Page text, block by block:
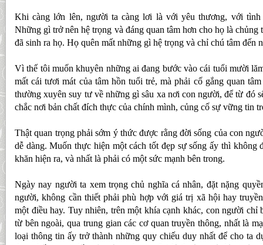
Khi càng lớn lên, người ta càng lơi là với yêu thương, với
Những gì trở nên hệ trọng và đáng quan tâm hơn cho họ là
đã sinh ra họ. Họ quên mất những gì hệ trọng và chỉ chú tâm đến
Vì thế tôi muốn khuyên những ai đang bước vào cái tuổi mười
mất cái tươi mát của tâm hồn tuổi trẻ, mà phải cố gắng quan
thường xuyên suy tư về những gì sâu xa nơi con người, để từ đó
chắc nơi bản chất đích thực của chính mình, củng cố sự vững tin
Thật quan trọng phải sớm ý thức được rằng đời sống của con
dễ dàng. Muốn thực hiện một cách tốt đẹp sự sống ấy thì không
khăn hiện ra, và nhất là phải có một sức mạnh bên trong.
Ngày nay người ta xem trọng chủ nghĩa cá nhân, đặt nặng
người, không cần thiết phải phù hợp với giá trị xã hội hay
một điều hay. Tuy nhiên, trên một khía cạnh khác, con người chỉ
từ bên ngoài, qua trung gian các cơ quan truyền thông, nhất là
loại thông tin ấy trở thành những quy chiếu duy nhất để cho ta